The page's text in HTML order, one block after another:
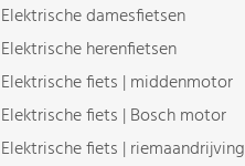
Elektrische damesfietsen
Elektrische herenfietsen
Elektrische fiets | middenmotor
Elektrische fiets | Bosch motor
Elektrische fiets | riemaandrijving